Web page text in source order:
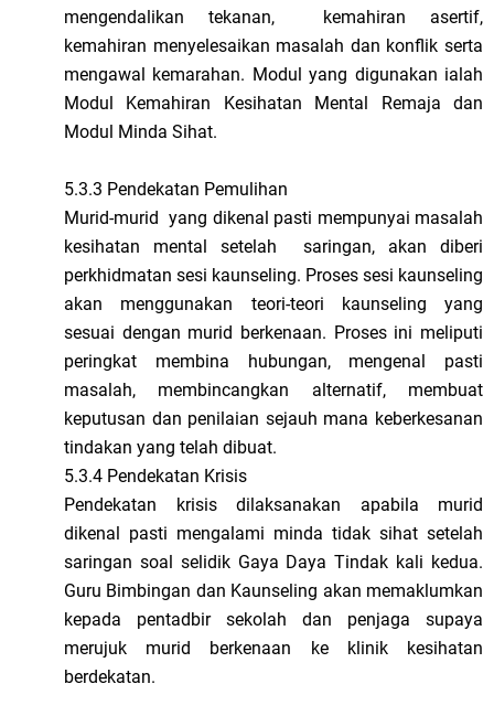
mengendalikan tekanan, kemahiran asertif,
kemahiran menyelesaikan masalah dan konflik serta
mengawal kemarahan. Modul yang digunakan ialah
Modul Kemahiran Kesihatan Mental Remaja dan
Modul Minda Sihat.
5.3.3 Pendekatan Pemulihan
Murid-murid yang dikenal pasti mempunyai masalah
kesihatan mental setelah saringan, akan diberi
perkhidmatan sesi kaunseling. Proses sesi kaunseling
akan menggunakan teori-teori kaunseling yang
sesuai dengan murid berkenaan. Proses ini meliputi
peringkat membina hubungan, mengenal pasti
masalah, membincangkan alternatif, membuat
keputusan dan penilaian sejauh mana keberkesanan
tindakan yang telah dibuat.
5.3.4 Pendekatan Krisis
Pendekatan krisis dilaksanakan apabila murid
dikenal pasti mengalami minda tidak sihat setelah
saringan soal selidik Gaya Daya Tindak kali kedua.
Guru Bimbingan dan Kaunseling akan memaklumkan
kepada pentadbir sekolah dan penjaga supaya
merujuk murid berkenaan ke klinik kesihatan
berdekatan.